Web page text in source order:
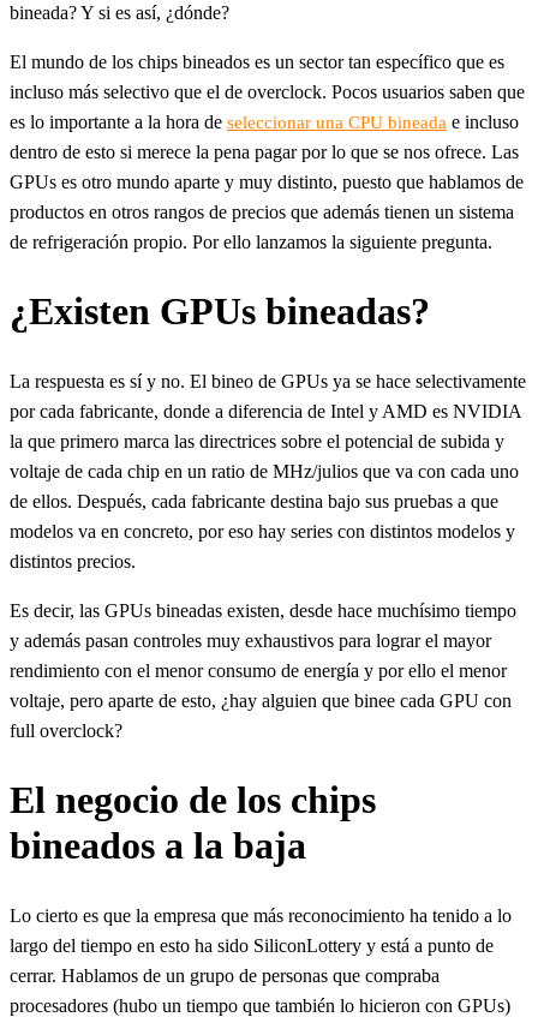
bineada? Y si es así, ¿dónde?
El mundo de los chips bineados es un sector tan específico que es
incluso más selectivo que el de overclock. Pocos usuarios saben que
es lo importante a la hora de seleccionar una CPU bineada e incluso
dentro de esto si merece la pena pagar por lo que se nos ofrece. Las
GPUs es otro mundo aparte y muy distinto, puesto que hablamos de
productos en otros rangos de precios que además tienen un sistema
de refrigeración propio. Por ello lanzamos la siguiente pregunta.
¿Existen GPUs bineadas?
La respuesta es sí y no. El bineo de GPUs ya se hace selectivamente
por cada fabricante, donde a diferencia de Intel y AMD es NVIDIA
la que primero marca las directrices sobre el potencial de subida y
voltaje de cada chip en un ratio de MHz/julios que va con cada uno
de ellos. Después, cada fabricante destina bajo sus pruebas a que
modelos va en concreto, por eso hay series con distintos modelos y
distintos precios.
Es decir, las GPUs bineadas existen, desde hace muchísimo tiempo
y además pasan controles muy exhaustivos para lograr el mayor
rendimiento con el menor consumo de energía y por ello el menor
voltaje, pero aparte de esto, ¿hay alguien que binee cada GPU con
full overclock?
El negocio de los chips
bineados a la baja
Lo cierto es que la empresa que más reconocimiento ha tenido a lo
largo del tiempo en esto ha sido SiliconLottery y está a punto de
cerrar. Hablamos de un grupo de personas que compraba
procesadores (hubo un tiempo que también lo hicieron con GPUs)